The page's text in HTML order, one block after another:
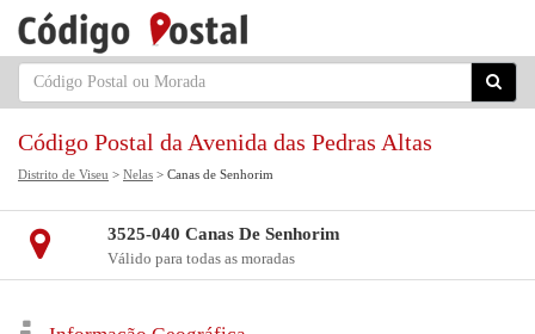
Código Postal da Avenida das Pedras Altas
Distrito de Viseu > Nelas > Canas de Senhorim
3525-040 Canas De Senhorim
Válido para todas as moradas